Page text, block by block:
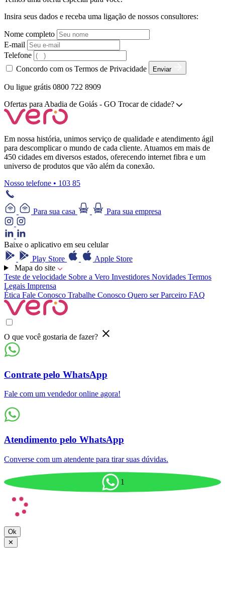
Insira seus dados e receba uma ligação de nossos consultores:
Nome completo
E-mail
Telefone
Concordo com os Termos de Privacidade
Enviar
Ou ligue grátis 0800 722 8909
Ofertas para Abadia de Goiás - GO Trocar de cidade?
Em nossa história, unimos serviço de qualidade e atendimento ágil
para descomplicar o mundo de cada cliente. Atuamos em mais de
450 cidades em diversos estados, oferecendo internet fibra e um
universo de produtos que vão além da conexão.
Nosso telefone • 103 85
Para sua casa Para sua empresa
Baixe o aplicativo em seu celular
Play Store
Apple Store
Mapa do site
Teste de velocidade Sobre a Vero Investidores Novidades Termos
Legais Imprensa
Ética Fale Conosco Trabalhe Conosco Quero ser Parceiro FAQ
O que você gostaria de fazer?
Contrate pelo WhatsApp
Fale com um vendedor online agora!
Atendimento pelo WhatsApp
Converse com um atendente para tirar suas dúvidas.
1
Ok
✕